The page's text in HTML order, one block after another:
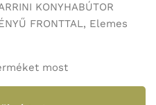
KONYHABÚTOR
FRONTTAL, Elemes
most